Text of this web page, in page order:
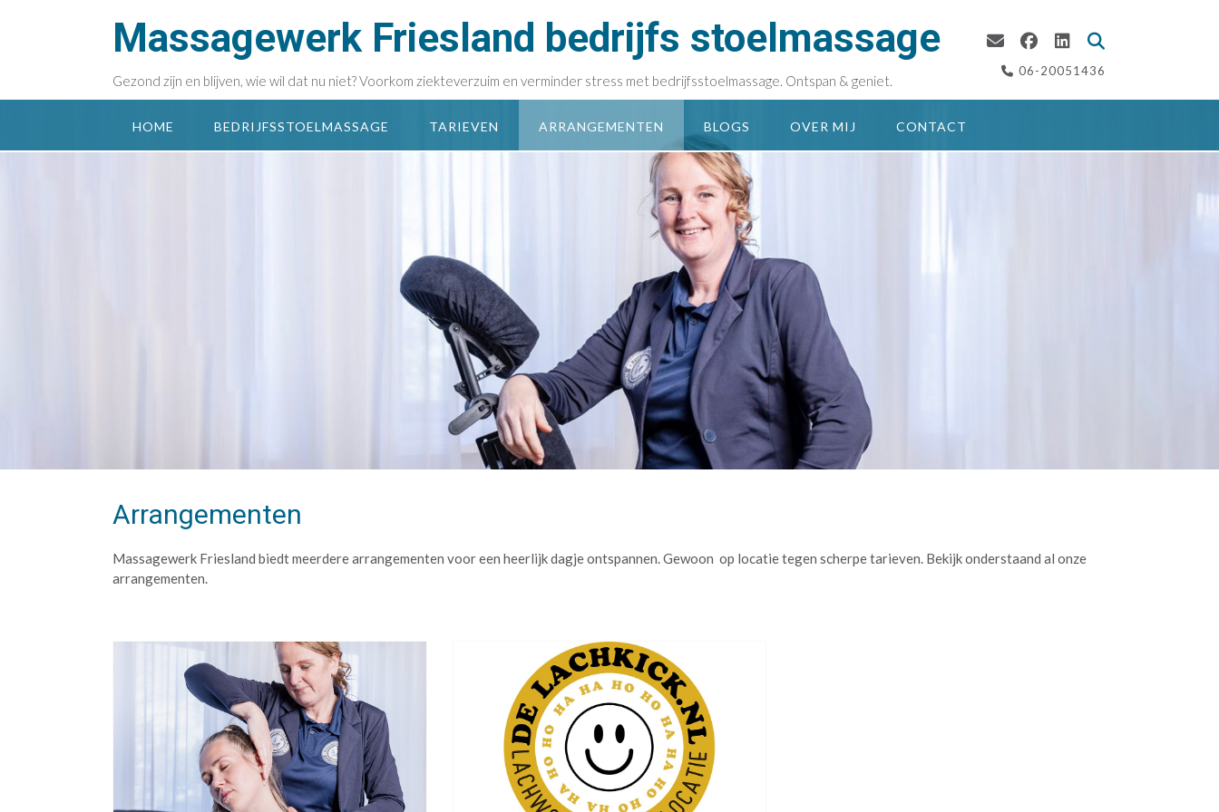
Massagewerk Friesland bedrijfs stoelmassage
Gezond zijn en blijven, wie wil dat nu niet? Voorkom ziekteverzuim en verminder stress met bedrijfsstoelmassage. Ontspan & geniet.
06-20051436
HOME BEDRIJFSSTOELMASSAGE TARIEVEN ARRANGEMENTEN BLOGS OVER MIJ CONTACT
Arrangementen
Massagewerk Friesland biedt meerdere arrangementen voor een heerlijk dagje ontspannen. Gewoon op locatie tegen scherpe tarieven. Bekijk onderstaand al onze
arrangementen.